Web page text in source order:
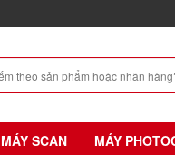
MÁY SCAN MÁY